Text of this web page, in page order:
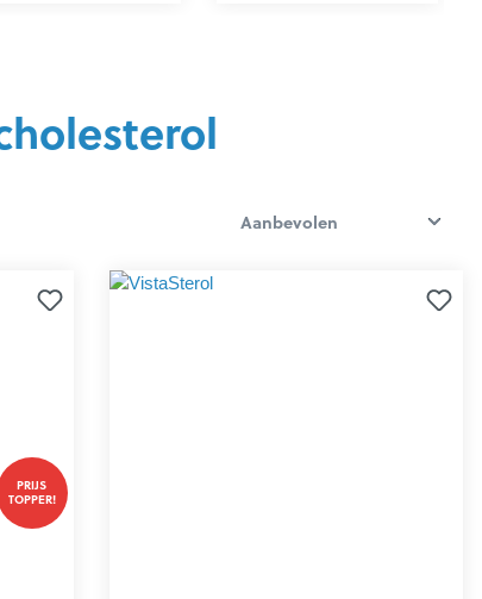
PRIJS
TOPPER!